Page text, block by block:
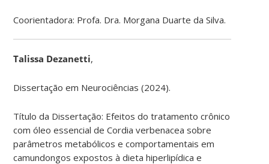
Coorientadora: Profa. Dra. Morgana Duarte da Silva.
Talissa Dezanetti,
Dissertação em Neurociências (2024).
Título da Dissertação: Efeitos do tratamento crônico
com óleo essencial de Cordia verbenacea sobre
parâmetros metabólicos e comportamentais em
camundongos expostos à dieta hiperlipídica e